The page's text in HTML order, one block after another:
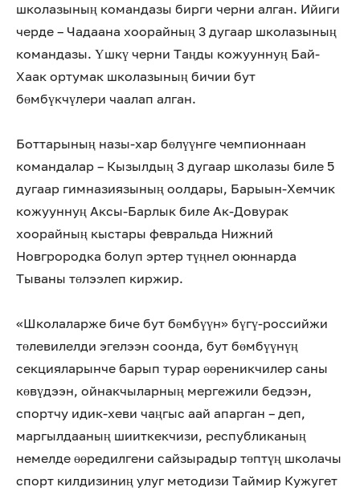
школазының командазы бирги черни алган. Ийиги
черде – Чадаана хоорайның 3 дугаар школазының
командазы. Үшкү черни Таңды кожууннуң Бай-
Хаак ортумак школазының бичии бут
бөмбүкчүлери чаалап алган.
Боттарының назы-хар бөлүүнге чемпионнаан
командалар – Кызылдың 3 дугаар школазы биле 5
дугаар гимназиязының оолдары, Барыын-Хемчик
кожууннуң Аксы-Барлык биле Ак-Довурак
хоорайның кыстары февральда Нижний
Новгрородка болуп эртер түңнел оюннарда
Тываны төлээлеп киржир.
«Школаларже биче бут бөмбүүн» бүгү-российжи
төлевилелди эгелээн соонда, бут бөмбүүнүң
секцияларынче барып турар өөреникчилер саны
көвүдээн, ойнакчыларның мергежили бедээн,
спортчу идик-хеви чаңгыс аай апарган – деп,
маргылдааның шииткекчизи, республиканың
немелде өөредилгени сайзырадыр төптүң школачы
спорт килдизиниң улуг методизи Таймир Кужугет